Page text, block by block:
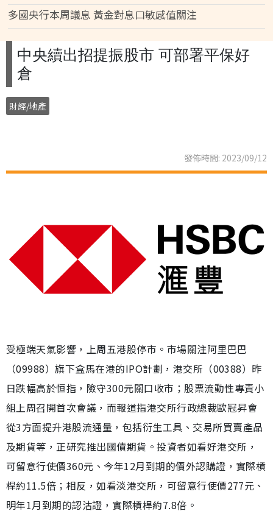
多國央行本周議息 黃金對息口敏感值關注
中央續出招提振股市 可部署平保好
倉
財經/地產
發佈時間: 2023/09/12
受極端天氣影響，上周五港股停市。市場關注阿里巴巴
（09988）旗下盒馬在港的IPO計劃，港交所（00388）昨
日跌幅高於恒指，險守300元關口收市；股票流動性專責小
組上周召開首次會議，而報道指港交所行政總裁歐冠昇會
從3方面提升港股流通量，包括衍生工具、交易所買賣產品
及期貨等，正研究推出國債期貨。投資者如看好港交所，
可留意行使價360元、今年12月到期的價外認購證，實際槓
桿約11.5倍；相反，如看淡港交所，可留意行使價277元、
明年1月到期的認沽證，實際槓桿約7.8倍。